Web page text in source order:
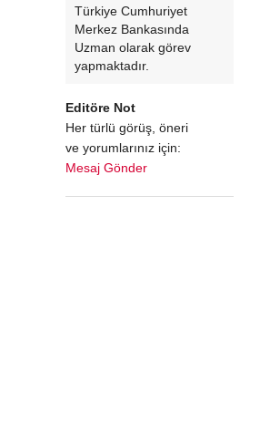
Türkiye Cumhuriyet
Merkez Bankasında
Uzman olarak görev
yapmaktadır.
Editöre Not
Her türlü görüş, öneri
ve yorumlarınız için:
Mesaj Gönder